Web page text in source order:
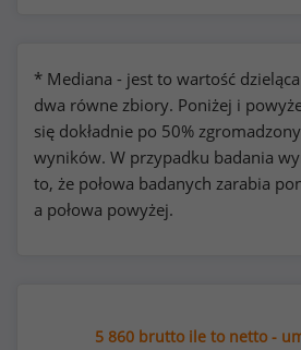
* Mediana - jest to wartość
dwa równe zbiory. Poniżej i
się dokładnie po 50%
wyników. W przypadku badania
to, że połowa badanych zarabia
a połowa powyżej.
5 860 brutto ile to netto -